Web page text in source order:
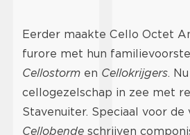
Eerder maakte Cello Octet
furore met hun
Cellostorm en Cellokrijgers.
cellogezelschap in zee met
Stavenuiter. Speciaal voor de
Cellobende schrijven